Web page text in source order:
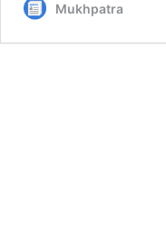
Mukhpatra